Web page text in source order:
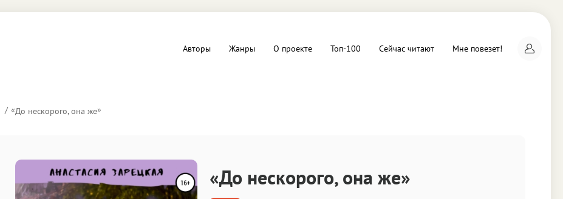
Драматургия
Авторы Жанры О проекте Топ-100 Сейчас читают Мне повезет!
«До нескорого, она же»
«До нескорого, она же»